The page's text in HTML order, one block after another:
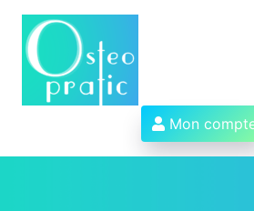
Aller
contenu
des
ostéopathes
et
Mon